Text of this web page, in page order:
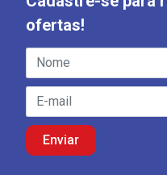
ofertas!